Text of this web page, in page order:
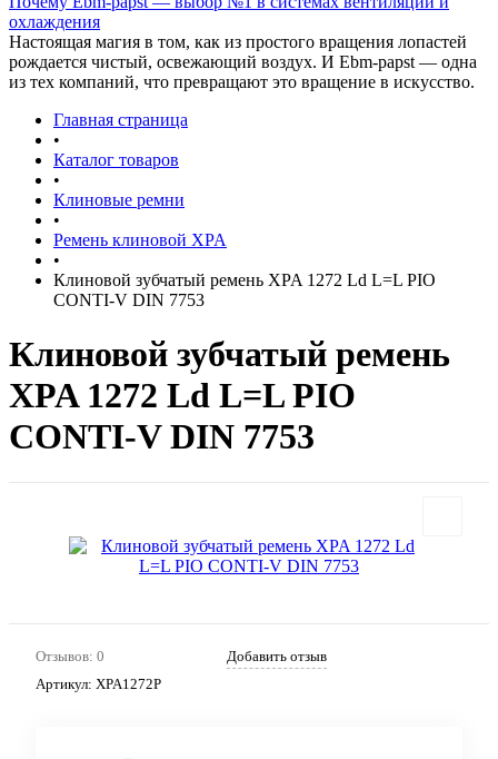
охлаждения
Настоящая магия в том, как из простого вращения лопастей
рождается чистый, освежающий воздух. И Ebm-papst — одна
из тех компаний, что превращают это вращение в искусство.
Главная страница
•
Каталог товаров
•
Клиновые ремни
•
Ремень клиновой XPA
•
Клиновой зубчатый ремень XPA 1272 Ld L=L PIO
CONTI-V DIN 7753
Клиновой зубчатый ремень
XPA 1272 Ld L=L PIO
CONTI-V DIN 7753
Отзывов: 0
Добавить отзыв
Артикул: XPA1272P